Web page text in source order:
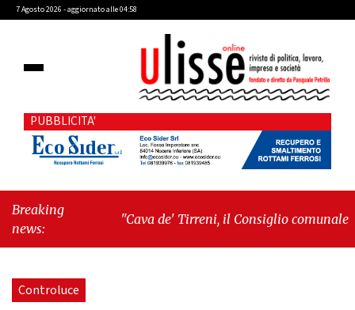
7 Agosto 2026 - aggiornato alle 04:58
PUBBLICITA'
Breaking
news:
"Cava de' Tirreni, il Consiglio comunale
Controluce